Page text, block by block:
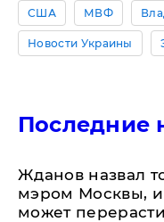
США МВФ
Новости Украины
Последние
Жданов назвал
мэром Москвы,
может